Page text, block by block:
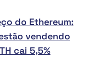
do Ethereum:
vendendo
cai 5,5%